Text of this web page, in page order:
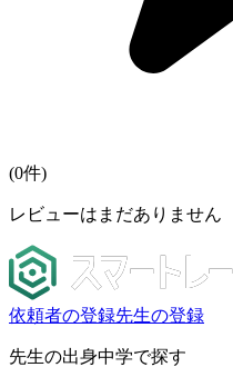
(0件)
レビューはまだありません
依頼者の登録先生の登録
先生の出身中学で探す